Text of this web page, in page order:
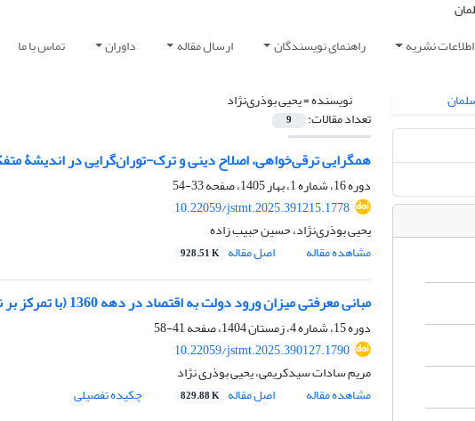
اطلاعات نشریه راهنمای نویسندگان ارسال مقاله داوران تماس با ما
نویسنده =یحیی بوذری‌نژاد
تعداد مقالات: 9
همگرایی ترقی‌خواهی، اصلاح دینی و ترک-توران‌گرایی در اندیشۀ متفکران مسلمان
دوره 16، شماره 1، بهار 1405، صفحه
33-54
10.22059/jstmt.2025.391215.1778
یحیی بوذری‌نژاد، حسین حبیب زاده
مشاهده مقاله
اصل مقاله 928.51 K
مبانی معرفتی میزان ورود دولت به اقتصاد در دهه 1360 (با تمرکز بر نظریه ولایت‌فقیه امام خمینی)
دوره 15، شماره 4، زمستان 1404، صفحه
41-58
10.22059/jstmt.2025.390127.1790
مریم سادات سیدکریمی، یحیی بوذری نژاد
مشاهده مقاله
اصل مقاله 829.88 K چکیده تفصیلی